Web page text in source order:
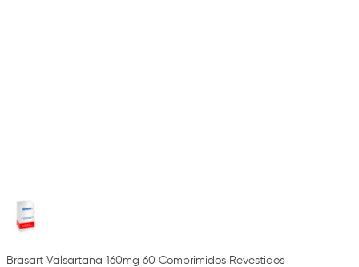
Brasart Valsartana 160mg 60 Comprimidos Revestidos